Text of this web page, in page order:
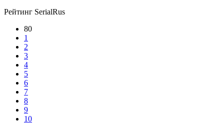
Рейтинг SerialRus
80
1
2
3
4
5
6
7
8
9
10